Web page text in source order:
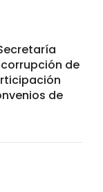
de
de